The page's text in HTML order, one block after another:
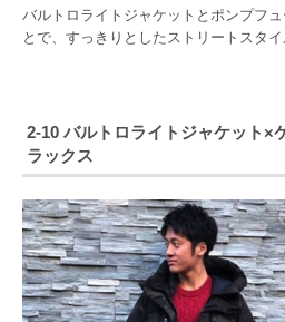
バルトロライトジャケットとポンプフ
とで、すっきりとしたストリートスタイ
2-10 バルトロライトジャケット×
ラックス